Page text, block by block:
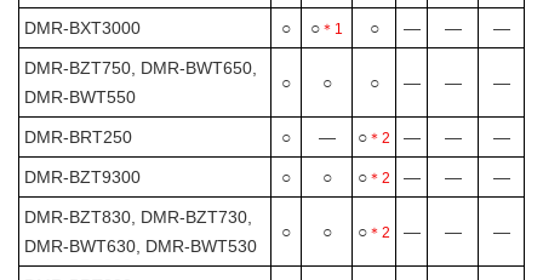
DMR-BXT3000 ○ ○ ＊1 ○ ― ― ―
DMR-BZT750, DMR-BWT650,
DMR-BWT550
○ ○ ○ ― ― ―
DMR-BRT250 ○ ― ○ ＊2 ― ― ―
DMR-BZT9300 ○ ○ ○ ＊2 ― ― ―
DMR-BZT830, DMR-BZT730,
DMR-BWT630, DMR-BWT530
○ ○ ○ ＊2 ― ― ―